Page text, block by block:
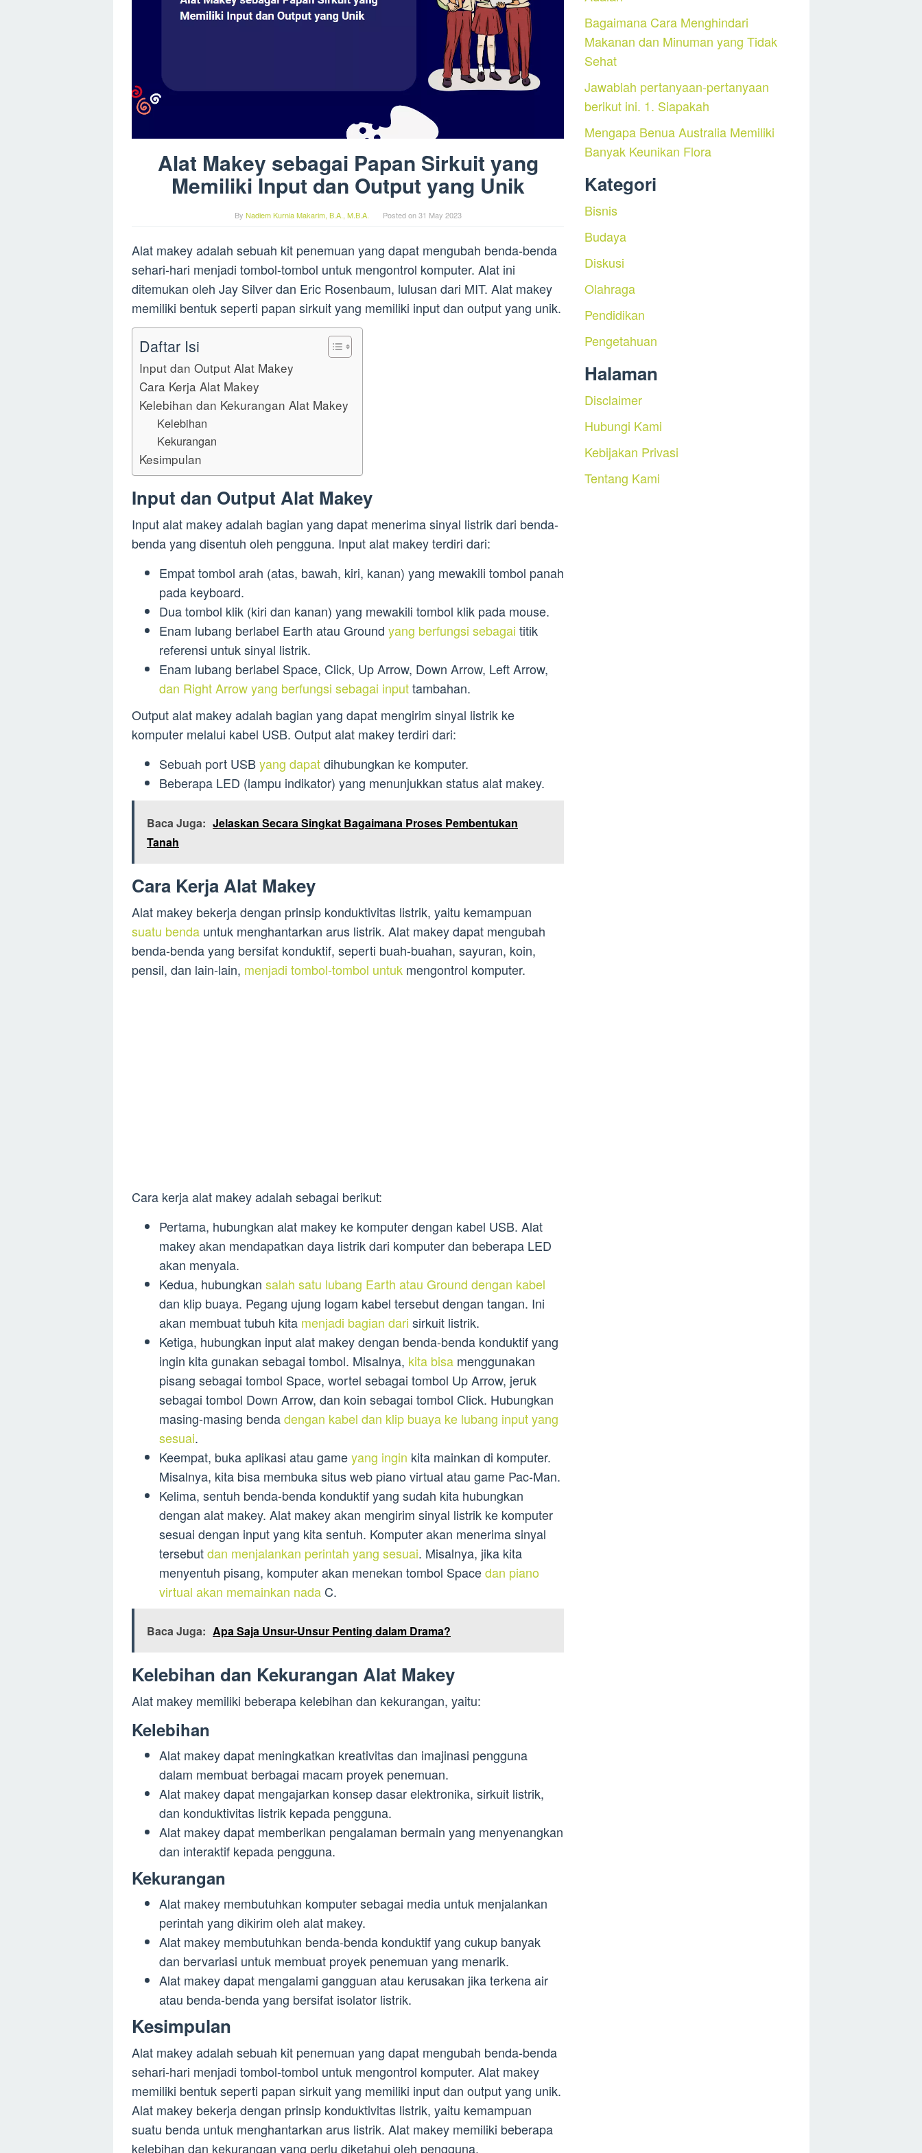
Alat Makey sebagai Papan Sirkuit yang
Memiliki Input dan Output yang Unik
By Nadiem Kurnia Makarim, B.A., M.B.A. Posted on31 May 2023
Alat makey adalah sebuah kit penemuan yang dapat mengubah benda-benda
sehari-hari menjadi tombol-tombol untuk mengontrol komputer. Alat ini
ditemukan oleh Jay Silver dan Eric Rosenbaum, lulusan dari MIT. Alat makey
memiliki bentuk seperti papan sirkuit yang memiliki input dan output yang unik.
Daftar Isi
Input dan Output Alat Makey
Cara Kerja Alat Makey
Kelebihan dan Kekurangan Alat Makey
Kelebihan
Kekurangan
Kesimpulan
Input dan Output Alat Makey
Input alat makey adalah bagian yang dapat menerima sinyal listrik dari benda-
benda yang disentuh oleh pengguna. Input alat makey terdiri dari:
Empat tombol arah (atas, bawah, kiri, kanan) yang mewakili tombol panah
pada keyboard.
Dua tombol klik (kiri dan kanan) yang mewakili tombol klik pada mouse.
Enam lubang berlabel Earth atau Ground yang berfungsi sebagai titik
referensi untuk sinyal listrik.
Enam lubang berlabel Space, Click, Up Arrow, Down Arrow, Left Arrow,
dan Right Arrow yang berfungsi sebagai inputtambahan.
Output alat makey adalah bagian yang dapat mengirim sinyal listrik ke
komputer melalui kabel USB. Output alat makey terdiri dari:
Sebuah port USByang dapatdihubungkan ke komputer.
Beberapa LED (lampu indikator) yang menunjukkan status alat makey.
Baca Juga: Jelaskan Secara Singkat Bagaimana Proses Pembentukan
Tanah
Cara Kerja Alat Makey
Alat makey bekerja dengan prinsip konduktivitas listrik, yaitu kemampuan
suatu benda untuk menghantarkan arus listrik. Alat makey dapat mengubah
benda-benda yang bersifat konduktif, seperti buah-buahan, sayuran, koin,
pensil, dan lain-lain, menjadi tombol-tombol untuk mengontrol komputer.
Cara kerja alat makey adalah sebagai berikut:
Pertama, hubungkan alat makey ke komputer dengan kabel USB. Alat
makey akan mendapatkan daya listrik dari komputer dan beberapa LED
akan menyala.
Kedua, hubungkan salah satu lubang Earth atau Ground dengan kabel
dan klip buaya. Pegang ujung logam kabel tersebut dengan tangan. Ini
akan membuat tubuh kita menjadi bagian dari sirkuit listrik.
Ketiga, hubungkan input alat makey dengan benda-benda konduktif yang
ingin kita gunakan sebagai tombol. Misalnya, kita bisa menggunakan
pisang sebagai tombol Space, wortel sebagai tombol Up Arrow, jeruk
sebagai tombol Down Arrow, dan koin sebagai tombol Click. Hubungkan
masing-masing bendadengan kabel dan klip buaya ke lubang input yang
sesuai.
Keempat, buka aplikasi atau gameyang ingin kita mainkan di komputer.
Misalnya, kita bisa membuka situs web piano virtual atau game Pac-Man.
Kelima, sentuh benda-benda konduktif yang sudah kita hubungkan
dengan alat makey. Alat makey akan mengirim sinyal listrik ke komputer
sesuai dengan input yang kita sentuh. Komputer akan menerima sinyal
tersebutdan menjalankan perintah yang sesuai. Misalnya, jika kita
menyentuh pisang, komputer akan menekan tombol Spacedan piano
virtual akan memainkan nada C.
Baca Juga: Apa Saja Unsur-Unsur Penting dalam Drama?
Kelebihan dan Kekurangan Alat Makey
Alat makey memiliki beberapa kelebihan dan kekurangan, yaitu:
Kelebihan
Alat makey dapat meningkatkan kreativitas dan imajinasi pengguna
dalam membuat berbagai macam proyek penemuan.
Alat makey dapat mengajarkan konsep dasar elektronika, sirkuit listrik,
dan konduktivitas listrik kepada pengguna.
Alat makey dapat memberikan pengalaman bermain yang menyenangkan
dan interaktif kepada pengguna.
Kekurangan
Alat makey membutuhkan komputer sebagai media untuk menjalankan
perintah yang dikirim oleh alat makey.
Alat makey membutuhkan benda-benda konduktif yang cukup banyak
dan bervariasi untuk membuat proyek penemuan yang menarik.
Alat makey dapat mengalami gangguan atau kerusakan jika terkena air
atau benda-benda yang bersifat isolator listrik.
Kesimpulan
Alat makey adalah sebuah kit penemuan yang dapat mengubah benda-benda
sehari-hari menjadi tombol-tombol untuk mengontrol komputer. Alat makey
memiliki bentuk seperti papan sirkuit yang memiliki input dan output yang unik.
Alat makey bekerja dengan prinsip konduktivitas listrik, yaitu kemampuan
suatu benda untuk menghantarkan arus listrik. Alat makey memiliki beberapa
kelebihan dan kekurangan yang perlu diketahui oleh pengguna.
Bagaimana Cara Menghindari
Makanan dan Minuman yang Tidak
Sehat
Jawablah pertanyaan-pertanyaan
berikut ini. 1. Siapakah
Mengapa Benua Australia Memiliki
Banyak Keunikan Flora
Kategori
Bisnis
Budaya
Diskusi
Olahraga
Pendidikan
Pengetahuan
Halaman
Disclaimer
Hubungi Kami
Kebijakan Privasi
Tentang Kami